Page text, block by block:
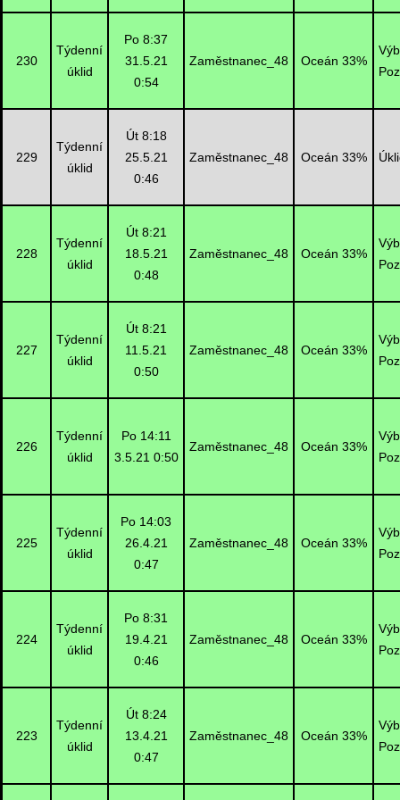
230
Týdenní
úklid
Po 8:37
31.5.21
0:54
Zaměstnanec_48 Oceán 33%
229
Týdenní
úklid
Út 8:18
25.5.21
0:46
Zaměstnanec_48 Oceán 33%
228
Týdenní
úklid
Út 8:21
18.5.21
0:48
Zaměstnanec_48 Oceán 33%
227
Týdenní
úklid
Út 8:21
11.5.21
0:50
Zaměstnanec_48 Oceán 33%
226
Týdenní
úklid
Po 14:11
3.5.21 0:50
Zaměstnanec_48 Oceán 33%
225
Týdenní
úklid
Po 14:03
26.4.21
0:47
Zaměstnanec_48 Oceán 33%
224
Týdenní
úklid
Po 8:31
19.4.21
0:46
Zaměstnanec_48 Oceán 33%
223
Týdenní
úklid
Út 8:24
13.4.21
0:47
Zaměstnanec_48 Oceán 33%